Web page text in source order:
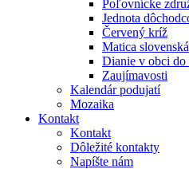
Poľovnícke
Jednota
Červený kríž
Matica slovenská
Dianie v obci do
Zaujímavosti
Kalendár podujatí
Mozaika
Kontakt
Kontakt
Dôležité kontakty
Napíšte nám